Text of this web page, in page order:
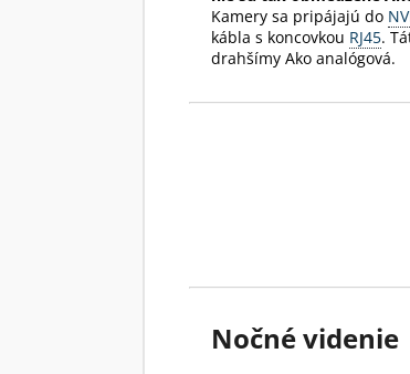
Kamery sa pripájajú do
kábla s koncovkou RJ45.
drahšímy Ako analógová.
Nočné videnie